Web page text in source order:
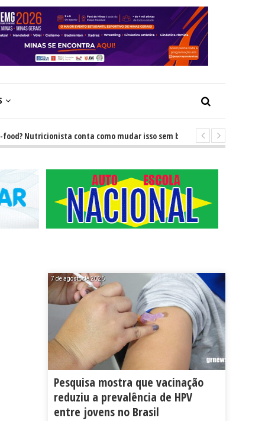
Nutricionista conta como mudar isso sem brigas GRNEWS TV:
7 de agosto de 2026
Pesquisa mostra que vacinação
reduziu a prevalência de HPV
entre jovens no Brasil